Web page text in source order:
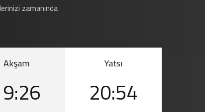
zamanında
Akşam Yatsı
20:54